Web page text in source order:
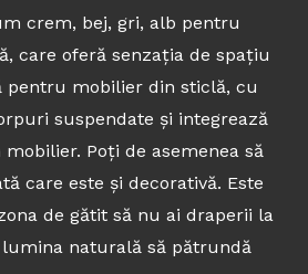
crem, bej, gri, alb pentru
care oferă senzația de spațiu
pentru mobilier din sticlă, cu
suspendate și integrează
Poți de asemenea să
care este și decorativă. Este
de gătit să nu ai draperii la
naturală să pătrundă